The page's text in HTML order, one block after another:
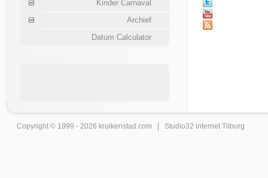
Kinder Carnaval
Archief
Datum Calculator
Copyright © 1999 - 2026 kruikenstad .com | Studio32 internet Tilburg